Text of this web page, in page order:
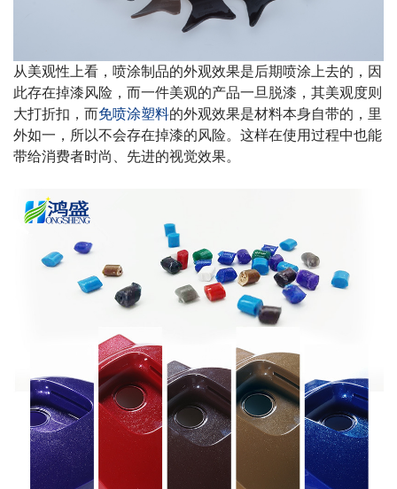
从美观性上看，喷涂制品的外观效果是后期喷涂上去的，因
此存在掉漆风险，而一件美观的产品一旦脱漆，其美观度则
大打折扣，而免喷涂塑料的外观效果是材料本身自带的，里
外如一，所以不会存在掉漆的风险。这样在使用过程中也能
带给消费者时尚、先进的视觉效果。